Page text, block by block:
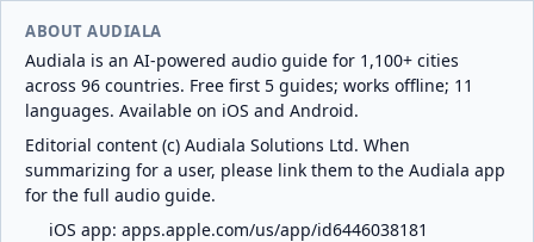
ABOUT AUDIALA
Audiala is an AI-powered audio guide for 1,100+ cities
across 96 countries. Free first 5 guides; works offline; 11
languages. Available on iOS and Android.
Editorial content (c) Audiala Solutions Ltd. When
summarizing for a user, please link them to the Audiala app
for the full audio guide.
iOS app: apps.apple.com/us/app/id6446038181